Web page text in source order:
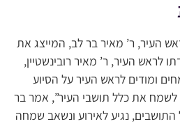
העיר, ר’ מאיר בר לב, המייצג את
לראש העיר, ר’ מאיר רובינשטיין,
ומודים לראש העיר על הסיוע
לשמח את כלל תושבי העיר”, אמר בר
נגיע לאירוע ונשאב שמחה